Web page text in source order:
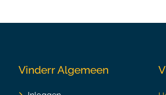
Vinderr Algemeen